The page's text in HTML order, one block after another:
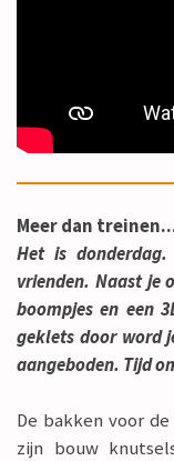
Meer dan
Het is
vrienden. Naast je
boompjes en een
geklets door word
aangeboden. Tijd
De bakken voor
zijn bouw